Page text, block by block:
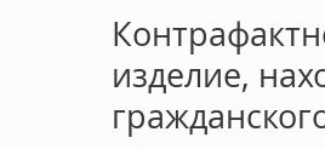
изделие,